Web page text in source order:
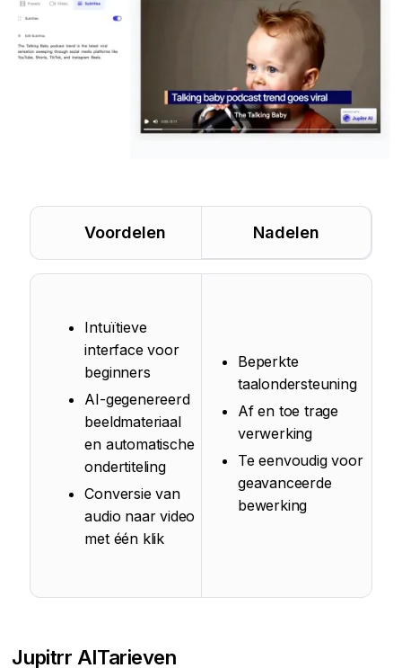
Voordelen Nadelen
Intuïtieve
interface voor
beginners
AI-gegenereerd
beeldmateriaal
en automatische
ondertiteling
Conversie van
audio naar video
met één klik
Beperkte
taalondersteuning
Af en toe trage
verwerking
Te eenvoudig voor
geavanceerde
bewerking
Jupitrr AITarieven